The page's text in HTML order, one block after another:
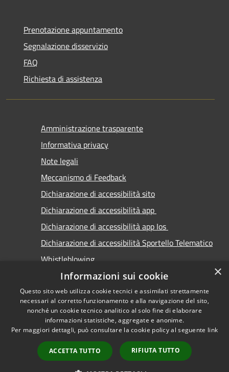
Prenotazione appuntamento
Segnalazione disservizio
FAQ
Richiesta di assistenza
Amministrazione trasparente
Informativa privacy
Note legali
Meccanismo di Feedback
Dichiarazione di accessibilità sito
Dichiarazione di accessibilità app
Dichiarazione di accessibilità app Ios
Dichiarazione di accessibilità Sportello Telematico
Whistleblowing
Accessibilità
Copyright © 2026 • Comune di
Carimate • Powered by
Municipium•
Accesso
redazione
×
Informazioni sui cookie
Questo sito web utilizza cookie tecnici e assimilati strettamente
necessari al corretto funzionamento e alla navigazione del sito,
nonché un cookie tecnico analitico al solo fine di elaborare
informazioni statistiche, aggregate e anonime.
Per maggiori dettagli, può consultare la cookie policy al seguente link
ACCETTA TUTTO RIFIUTA TUTTO